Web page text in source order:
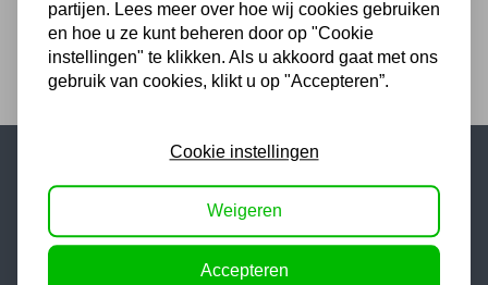
Populaire categorieën
Werkplaatsinrichting
partijen. Lees meer over hoe wij cookies gebruiken
en hoe u ze kunt beheren door op "Cookie
instellingen" te klikken. Als u akkoord gaat met ons
gebruik van cookies, klikt u op "Accepteren”.
Cookie instellingen
Weigeren
Accepteren